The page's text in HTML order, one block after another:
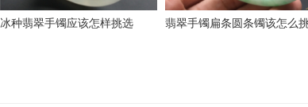
冰种翡翠手镯应该怎样挑选 翡翠手镯扁条圆条镯该怎么